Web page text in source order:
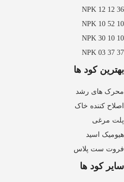
NPK 12 12 36
NPK 10 52 10
NPK 30 10 10
NPK 03 37 37
بهترین کود ها
محرک های رشد
اصلاح کننده خاک
پلت مرغی
هیومیک اسید
فروت ست پلاس
سایر کود ها